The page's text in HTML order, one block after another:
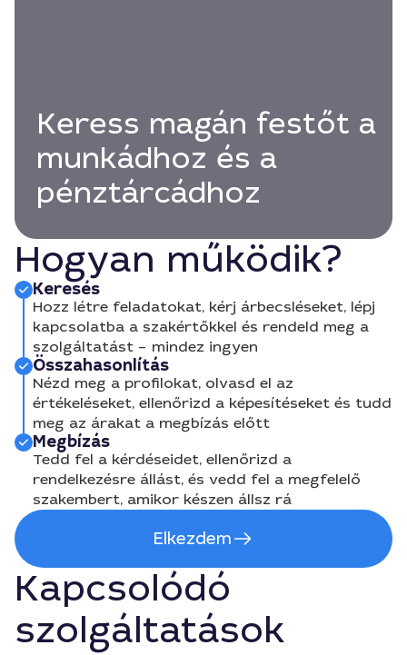
Keress magán festőt a
munkádhoz és a
pénztárcádhoz
Hogyan működik?
Keresés
Hozz létre feladatokat, kérj árbecsléseket, lépj
kapcsolatba a szakértőkkel és rendeld meg a
szolgáltatást – mindez ingyen
Összahasonlítás
Nézd meg a profilokat, olvasd el az
értékeléseket, ellenőrizd a képesítéseket és tudd
meg az árakat a megbízás előtt
Megbízás
Tedd fel a kérdéseidet, ellenőrizd a
rendelkezésre állást, és vedd fel a megfelelő
szakembert, amikor készen állsz rá
Elkezdem
Kapcsolódó
szolgáltatások